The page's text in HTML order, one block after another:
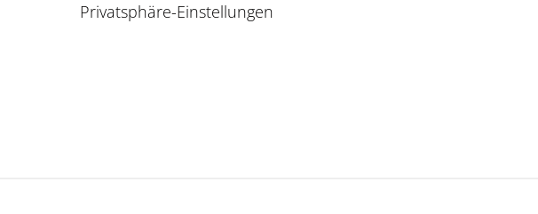
Privatsphäre-Einstellungen